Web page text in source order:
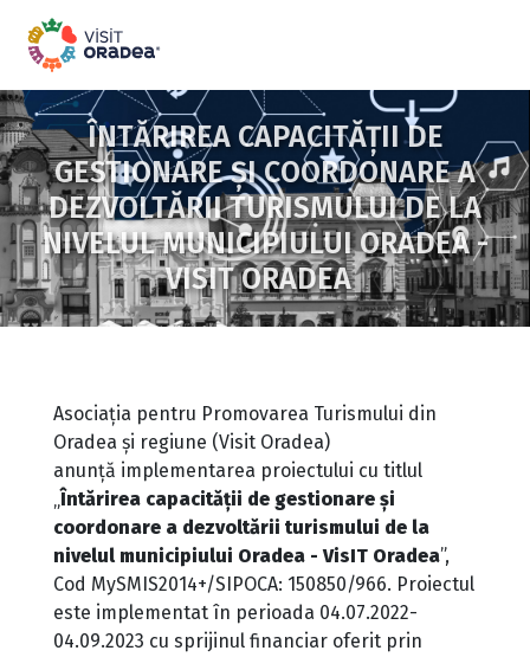
ÎNTĂRIREA CAPACITĂȚII DE
GESTIONARE ȘI COORDONARE A
DEZVOLTĂRII TURISMULUI DE LA
NIVELUL MUNICIPIULUI ORADEA -
VISIT ORADEA
Asociația pentru Promovarea Turismului din
Oradea și regiune (Visit Oradea)
anunță implementarea proiectului cu titlul
„Întărirea capacității de gestionare și
coordonare a dezvoltării turismului de la
nivelul municipiului Oradea - VisIT Oradea”,
Cod MySMIS2014+/SIPOCA: 150850/966. Proiectul
este implementat în perioada 04.07.2022-
04.09.2023 cu sprijinul financiar oferit prin